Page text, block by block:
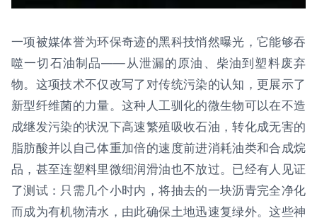
一项被媒体誉为环保奇迹的黑科技悄然曝光，它能够吞
噬一切石油制品——从泄漏的原油、柴油到塑料废弃
物。这项技术不仅改写了对传统污染的认知，更展示了
新型纤维菌的力量。这种人工驯化的微生物可以在不造
成继发污染的状況下高速繁殖吸收石油，转化成无害的
脂肪酸并以自己体重加倍的速度前进消耗油类和合成烷
品，甚至连塑料里微细润滑油也不放过。已经有人见证
了测试：只需几个小时内，将抽去的一块沥青完全净化
而成为有机物清水，由此确保土地迅速复绿外。这些神